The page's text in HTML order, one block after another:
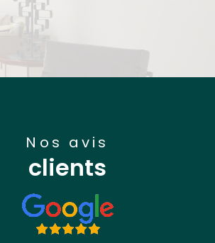
nos avis
clients